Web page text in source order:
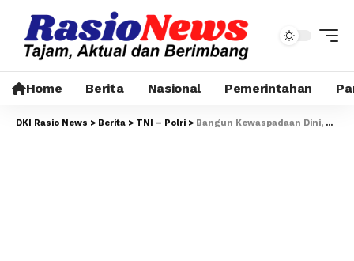
Home Berita Nasional Pemerintahan
DKI Rasio News > Berita > TNI – Polri > Bangun Kewaspadaan Dini, Polisi Sambangi Poskamling RW 01 Kampung Rawa